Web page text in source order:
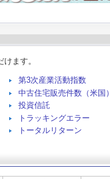
ます。
第3次産業活動指数
中古住宅販売件数（米国）
投資信託
トラッキングエラー
トータルリターン